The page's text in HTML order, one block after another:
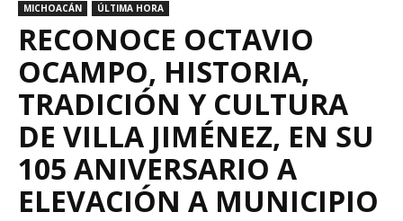
MICHOACÁN ÚLTIMA HORA
RECONOCE OCTAVIO
OCAMPO, HISTORIA,
TRADICIÓN Y CULTURA
DE VILLA JIMÉNEZ, EN SU
105 ANIVERSARIO A
ELEVACIÓN A MUNICIPIO